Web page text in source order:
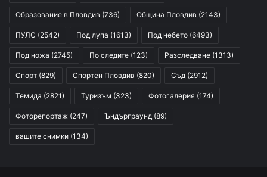
Образование в Пловдив (736) Община Пловдив (2143)
ПУЛС (2542) Под лупа (1613) Под небето (6493)
Под ножа (2745) По следите (123) Разследване (1313)
Спорт (829) Спортен Пловдив (820) Съд (2912)
Темида (2821) Туризъм (323) Фотогалерия (174)
Фоторепортаж (247) Ъндърграунд (89)
вашите снимки (134)